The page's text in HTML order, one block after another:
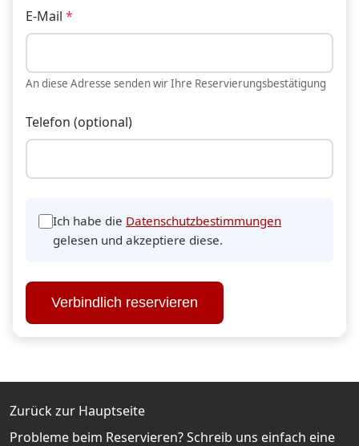
E-Mail
An diese Adresse senden wir Ihre Reservierungsbestätigung
Telefon (optional)
Ich habe die Datenschutzbestimmungen
gelesen und akzeptiere diese.
Verbindlich reservieren
Zurück zur Hauptseite
Probleme beim Reservieren? Schreib uns einfach eine